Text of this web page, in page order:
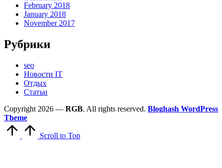
February 2018
January 2018
November 2017
Рубрики
seo
Новости IT
Отдых
Статьи
Copyright 2026 — RGB. All rights reserved. Bloghash WordPress
Theme
Scroll to Top